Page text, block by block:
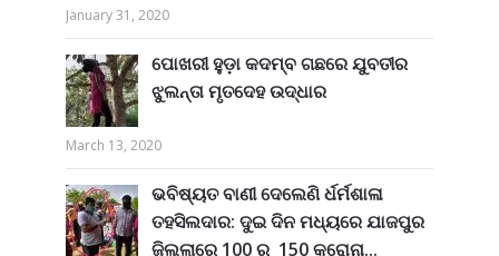
January 31, 2020
ପୋଖରୀ ହୁଡ଼ା କଦମ୍ବ ଗଛରେ ଯୁବତୀର
ଝୁଲନ୍ତା ମୃତଦେହ ଉଦ୍ଧାର
March 13, 2020
ଭବିଷ୍ୟତ ବାଣୀ ଦେଲେଣି ର୍ଧର୍ମଶାଳା
ତହସିଲଦାର: ଦୁଇ ଦିନ ମଧ୍ୟରେ ଯାଜପୁର
ଜିଲ୍ଲାରେ 100 ରୁ 150 କରୋନା...